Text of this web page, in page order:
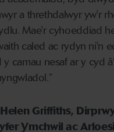
a threthdalwyr yw'r
Mae'r cyhoeddiad
caled ac rydyn ni'n
camau nesaf ar y cyd
Griffiths,
Ymchwil ac